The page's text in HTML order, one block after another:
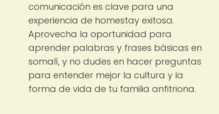
comunicación es clave para una
experiencia de homestay exitosa.
Aprovecha la oportunidad para
aprender palabras y frases básicas en
somalí, y no dudes en hacer preguntas
para entender mejor la cultura y la
forma de vida de tu familia anfitriona.